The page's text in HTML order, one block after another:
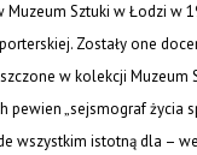
Sztuki w Łodzi w
Zostały one
w kolekcji Muzeum
„sejsmograf życia
wszystkim istotną dla –